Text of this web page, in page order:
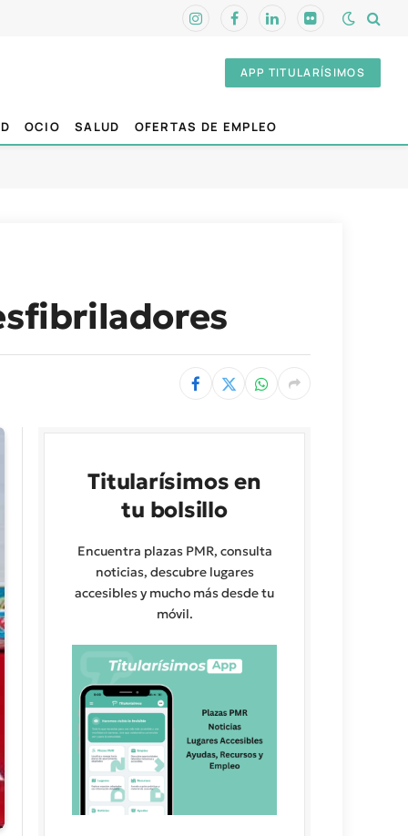
InstagramFacebookLinkedInFlickr
APP TITULARÍSIMOS
OCIO SALUD OFERTAS DE EMPLEO
Titularísimos en
tu bolsillo
Encuentra plazas PMR, consulta
noticias, descubre lugares
accesibles y mucho más desde tu
móvil.